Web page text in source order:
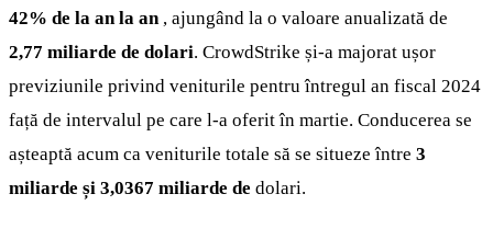
42% de la an la an , ajungând la o valoare anualizată de
2,77 miliarde de dolari. CrowdStrike și-a majorat ușor
previziunile privind veniturile pentru întregul an fiscal 2024
față de intervalul pe care l-a oferit în martie. Conducerea se
așteaptă acum ca veniturile totale să se situeze între 3
miliarde și 3,0367 miliarde de dolari.